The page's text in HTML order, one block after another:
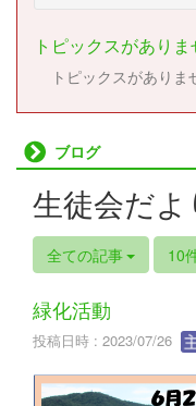
トピックスがありま
トピックスがありま
ブログ
生徒会だよ
全ての記事 10
緑化活動
投稿日時 : 2023/07/26